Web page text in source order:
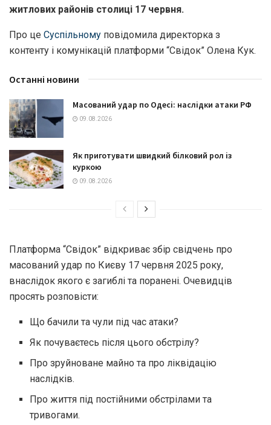
житлових районів столиці 17 червня.
Про це Суспільному повідомила директорка з
контенту і комунікацій платформи “Свідок” Олена Кук.
Останні новини
Масований удар по Одесі: наслідки атаки РФ
09.08.2026
Як приготувати швидкий білковий рол із
куркою
09.08.2026
Платформа “Свідок” відкриває збір свідчень про
масований удар по Києву 17 червня 2025 року,
внаслідок якого є загиблі та поранені. Очевидців
просять розповісти:
Що бачили та чули під час атаки?
Як почуваєтесь після цього обстрілу?
Про зруйноване майно та про ліквідацію
наслідків.
Про життя під постійними обстрілами та
тривогами.